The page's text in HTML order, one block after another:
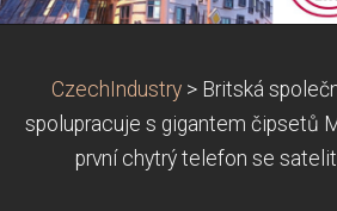
CzechIndustry > Britská
spolupracuje s gigantem čipsetů
první chytrý telefon se